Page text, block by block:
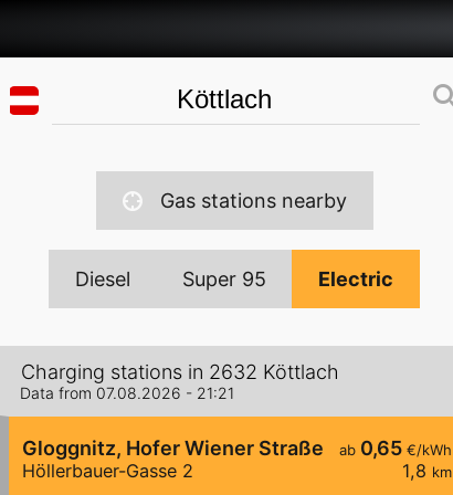
Gas stations nearby
Diesel Super 95 Electric
Charging stations in 2632 Köttlach
Data from 07.08.2026 - 21:21
ab 0,65€/kWh
1,8 km
Gloggnitz, Hofer Wiener Straße
Höllerbauer-Gasse 2